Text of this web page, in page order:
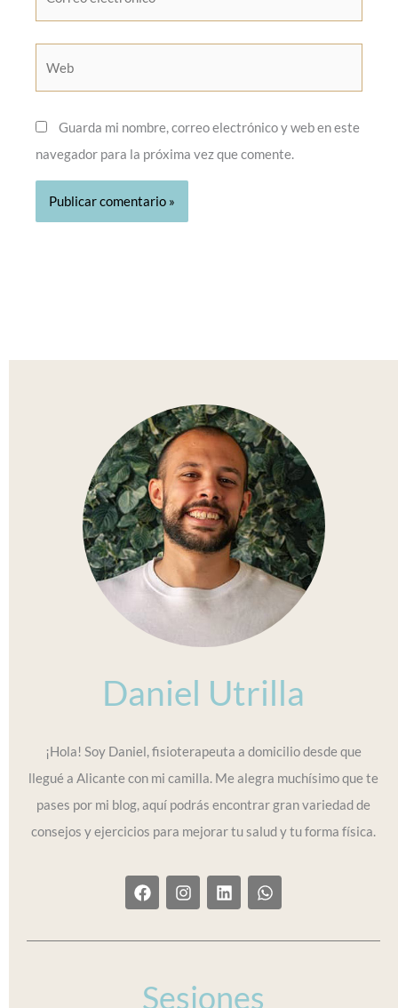
Guarda mi nombre, correo electrónico y web en este
navegador para la próxima vez que comente.
Daniel Utrilla
¡Hola! Soy Daniel, fisioterapeuta a domicilio desde que
llegué a Alicante con mi camilla. Me alegra muchísimo que te
pases por mi blog, aquí podrás encontrar gran variedad de
consejos y ejercicios para mejorar tu salud y tu forma física.
F
a
o
k
I
n
a
L
i
n
W
h
Sesiones